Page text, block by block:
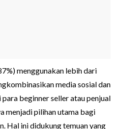
menggunakan lebih dari
media sosial dan
beginner seller atau penjual
menjadi pilihan utama bagi
Hal ini didukung temuan yang